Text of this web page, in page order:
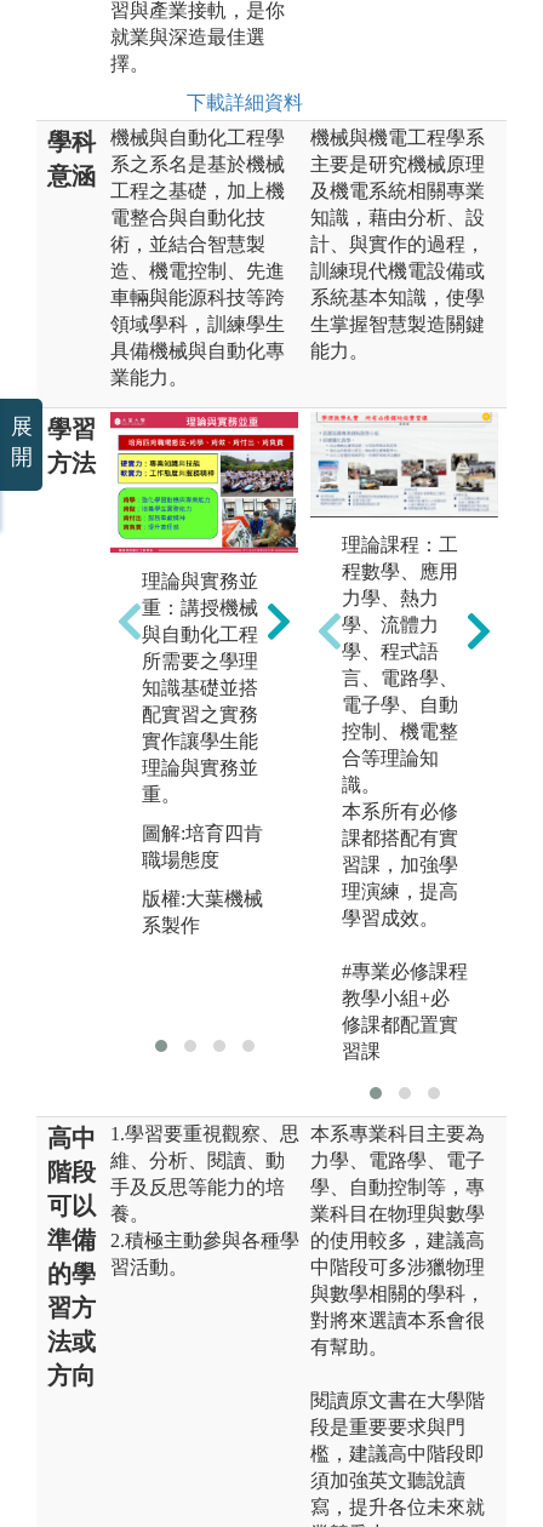
習與產業接軌，是你
就業與深造最佳選
擇。
下載詳細資料
學科
意涵
機械與自動化工程學
系之系名是基於機械
工程之基礎，加上機
電整合與自動化技
術，並結合智慧製
造、機電控制、先進
車輛與能源科技等跨
領域學科，訓練學生
具備機械與自動化專
業能力。
機械與機電工程學系
主要是研究機械原理
及機電系統相關專業
知識，藉由分析、設
計、與實作的過程，
訓練現代機電設備或
系統基本知識，使學
生掌握智慧製造關鍵
能力。
學習
方法
理論與實務並
重：講授機械
與自動化工程
所需要之學理
知識基礎並搭
配實習之實務
實作讓學生能
理論與實務並
重。
圖解:培育四肯
職場態度
版權:大葉機械
系製作
科技整合與產
學合作：規劃
學生進入系上
教師實驗室參
與產學計畫之
執行，藉由碩
博班學長指導
研究與研發技
巧，利於學生
即早尋找自我
興趣。
圖解:產學合作
創造雙贏
系製作
理論課程：工
程數學、應用
力學、熱力
學、流體力
學、程式語
言、電路學、
電子學、自動
控制、機電整
合等理論知
識。
本系所有必修
課都搭配有實
習課，加強學
理演練，提高
學習成效。
#專業必修課程
教學小組+必
修課都配置實
習課
高中
階段
可以
準備
的學
習方
法或
方向
1.學習要重視觀察、思
維、分析、閱讀、動
手及反思等能力的培
養。
2.積極主動參與各種學
習活動。
本系專業科目主要為
力學、電路學、電子
學、自動控制等，專
業科目在物理與數學
的使用較多，建議高
中階段可多涉獵物理
與數學相關的學科，
對將來選讀本系會很
有幫助。
閱讀原文書在大學階
段是重要要求與門
檻，建議高中階段即
須加強英文聽說讀
寫，提升各位未來就
展
開